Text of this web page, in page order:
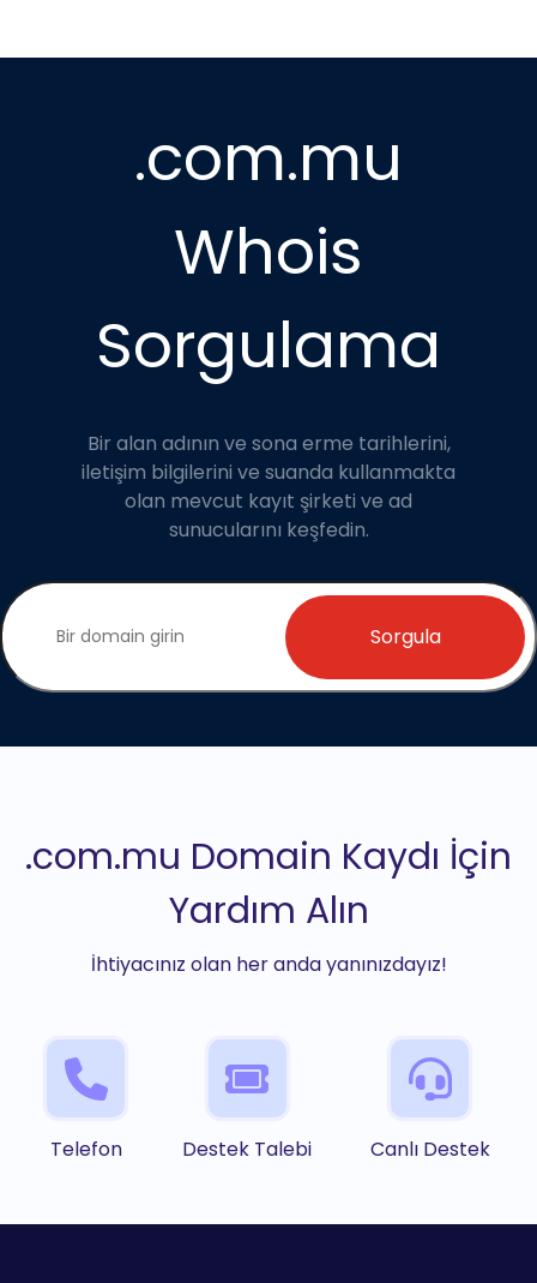
.com.mu
Whois
Sorgulama
Bir alan adının ve sona erme tarihlerini,
iletişim bilgilerini ve suanda kullanmakta
olan mevcut kayıt şirketi ve ad
sunucularını keşfedin.
Sorgula
.com.mu Domain Kaydı İçin
Yardım Alın
İhtiyacınız olan her anda yanınızdayız!
Telefon Destek Talebi Canlı Destek